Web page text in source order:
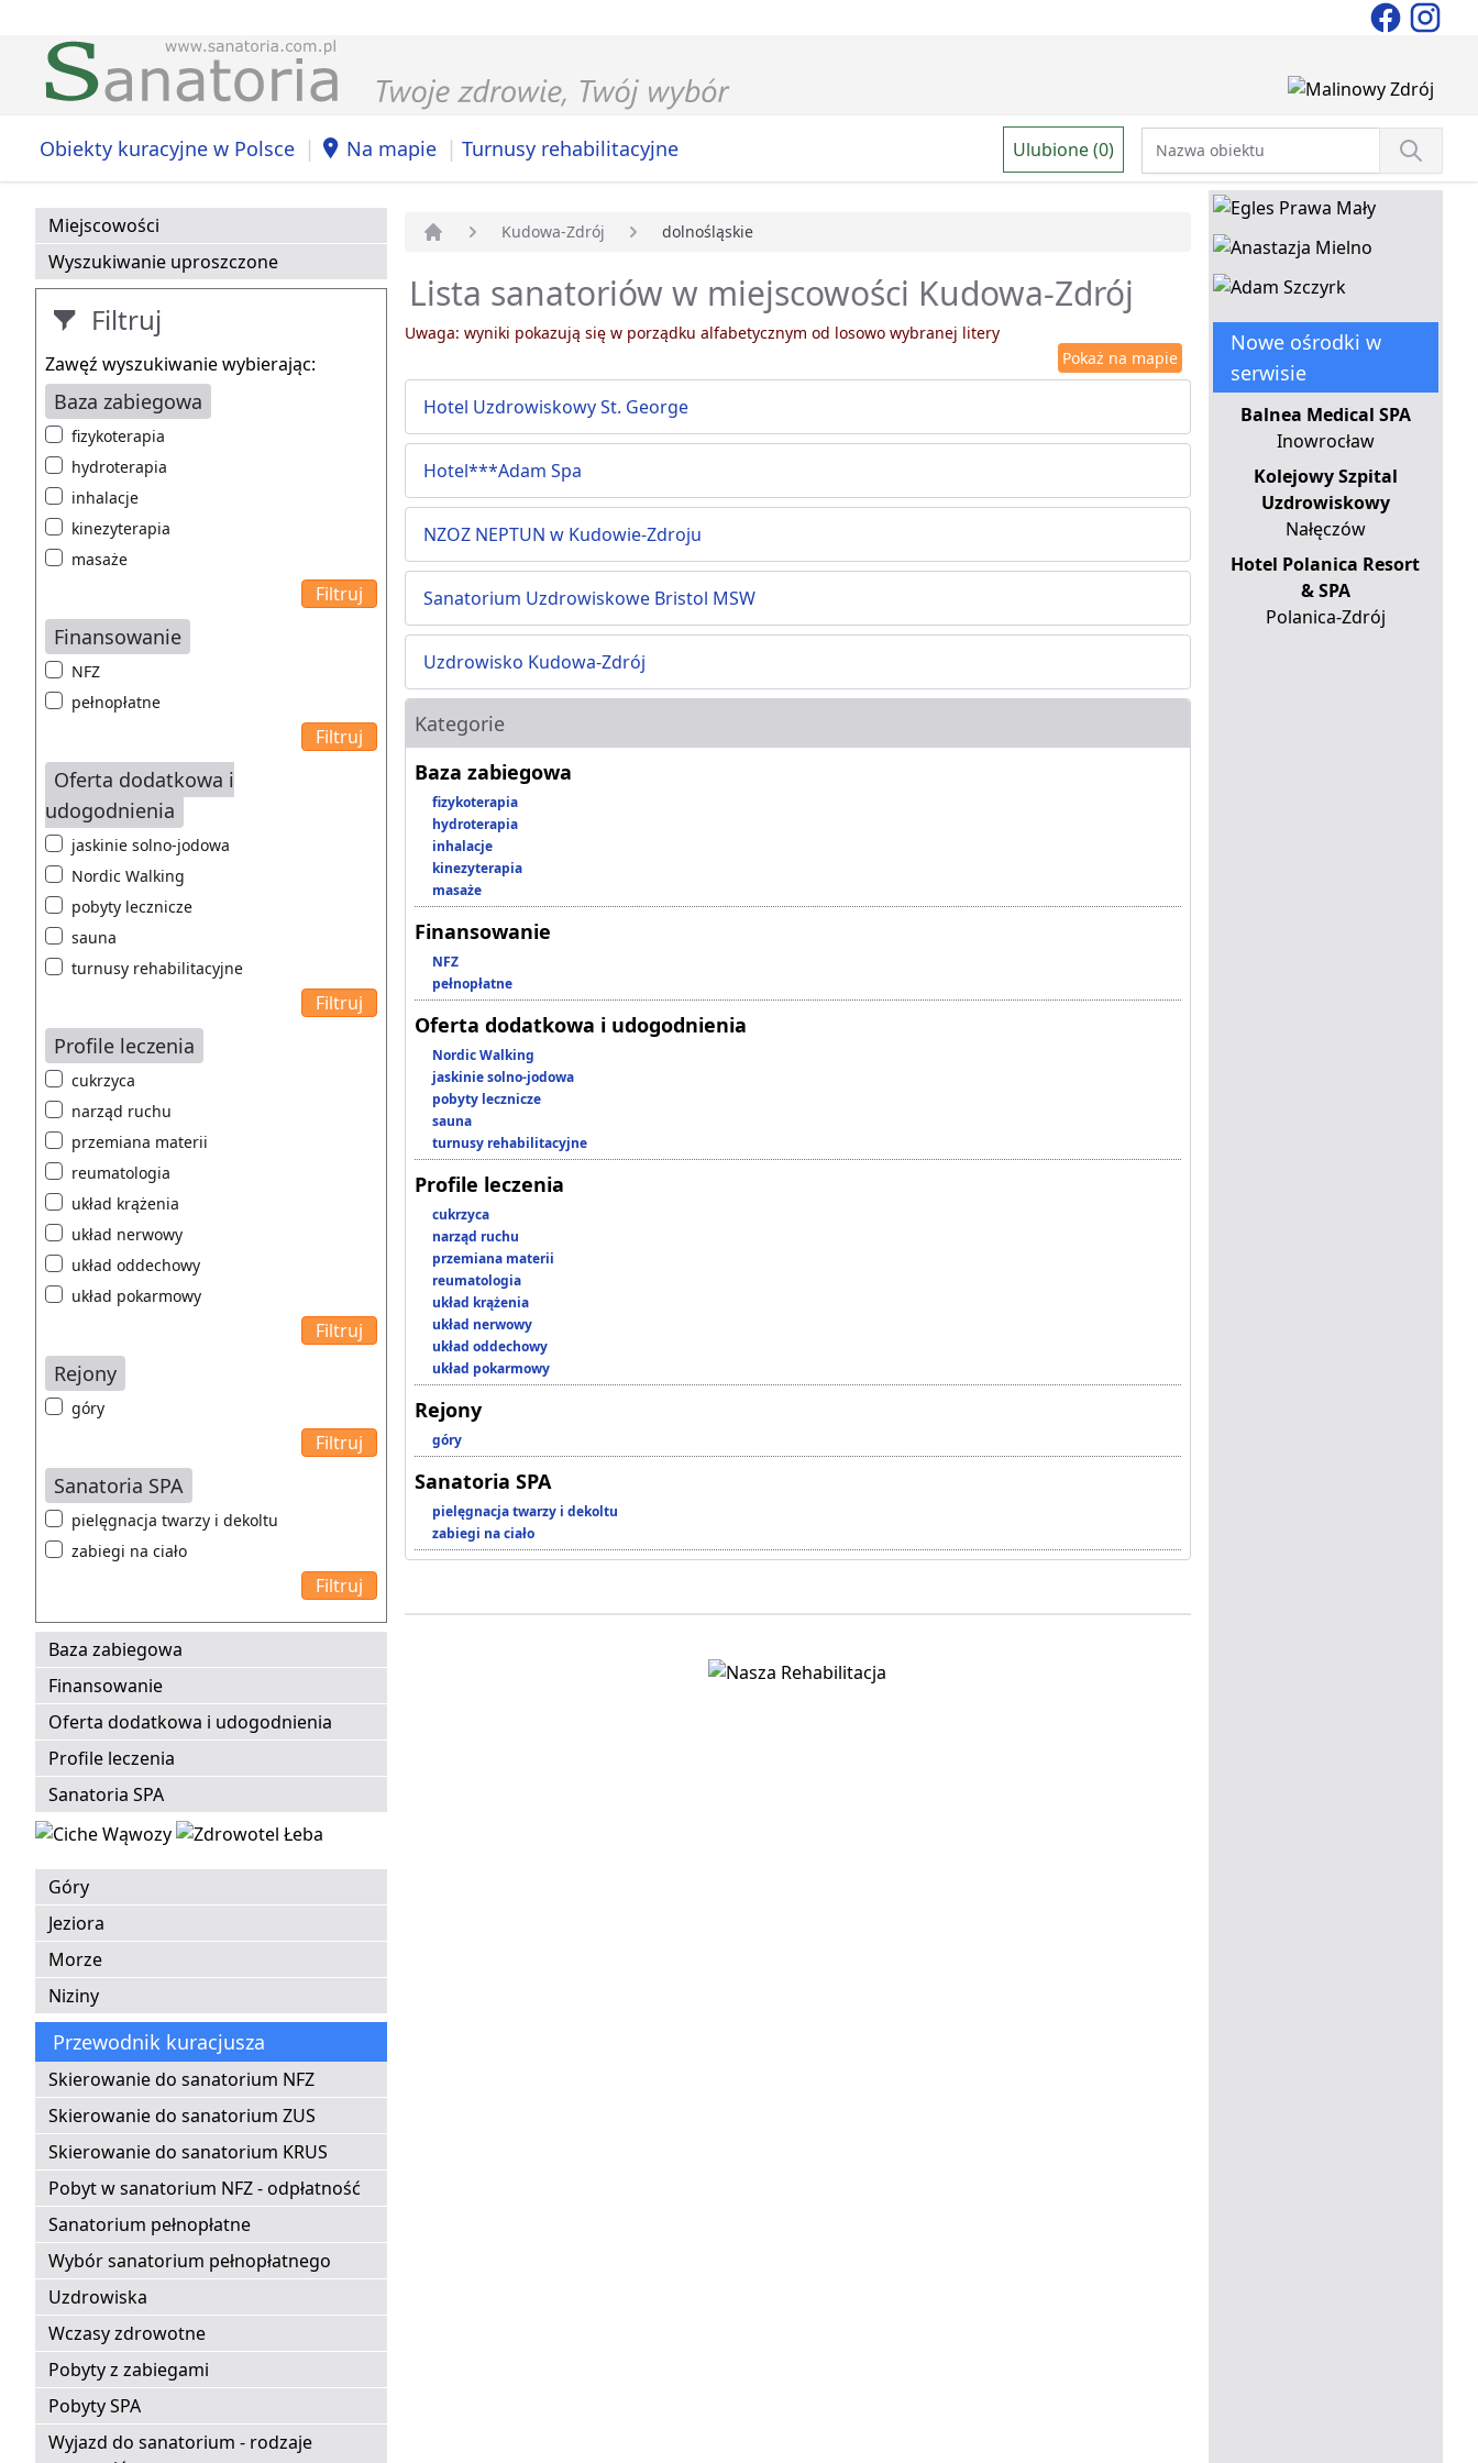
Obiekty kuracyjne w Polsce | Na mapie | Turnusy rehabilitacyjne Ulubione (0)
Miejscowości
Wyszukiwanie uproszczone
Filtruj
Zawęź wyszukiwanie wybierając:
Baza zabiegowa
fizykoterapia
hydroterapia
inhalacje
kinezyterapia
masaże
Finansowanie
NFZ
pełnopłatne
Oferta dodatkowa i
udogodnienia
jaskinie solno-jodowa
Nordic Walking
pobyty lecznicze
sauna
turnusy rehabilitacyjne
Profile leczenia
cukrzyca
narząd ruchu
przemiana materii
reumatologia
układ krążenia
układ nerwowy
układ oddechowy
układ pokarmowy
Rejony
góry
Sanatoria SPA
pielęgnacja twarzy i dekoltu
zabiegi na ciało
Baza zabiegowa
Finansowanie
Oferta dodatkowa i udogodnienia
Profile leczenia
Sanatoria SPA
Góry
Jeziora
Morze
Niziny
Przewodnik kuracjusza
Skierowanie do sanatorium NFZ
Skierowanie do sanatorium ZUS
Skierowanie do sanatorium KRUS
Pobyt w sanatorium NFZ - odpłatność
Sanatorium pełnopłatne
Wybór sanatorium pełnopłatnego
Uzdrowiska
Wczasy zdrowotne
Pobyty z zabiegami
Pobyty SPA
Wyjazd do sanatorium - rodzaje
Kudowa-Zdrój dolnośląskie
Lista sanatoriów w miejscowości Kudowa-Zdrój
Uwaga: wyniki pokazują się w porządku alfabetycznym od losowo wybranej litery
Pokaż na mapie
Hotel Uzdrowiskowy St. George
Hotel***Adam Spa
NZOZ NEPTUN w Kudowie-Zdroju
Sanatorium Uzdrowiskowe Bristol MSW
Uzdrowisko Kudowa-Zdrój
Kategorie
Baza zabiegowa
fizykoterapia
hydroterapia
inhalacje
kinezyterapia
masaże
Finansowanie
NFZ
pełnopłatne
Oferta dodatkowa i udogodnienia
Nordic Walking
jaskinie solno-jodowa
pobyty lecznicze
sauna
turnusy rehabilitacyjne
Profile leczenia
cukrzyca
narząd ruchu
przemiana materii
reumatologia
układ krążenia
układ nerwowy
układ oddechowy
układ pokarmowy
Rejony
góry
Sanatoria SPA
pielęgnacja twarzy i dekoltu
zabiegi na ciało
Nowe ośrodki w
serwisie
Balnea Medical SPA
Inowrocław
Kolejowy Szpital
Uzdrowiskowy
Nałęczów
Hotel Polanica Resort
& SPA
Polanica-Zdrój